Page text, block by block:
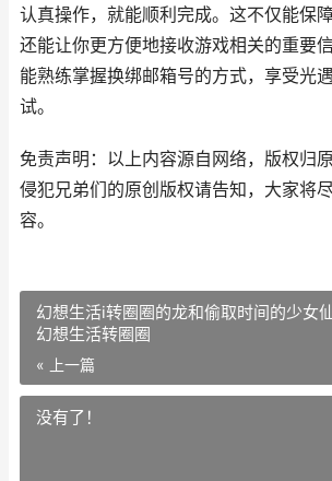
认真操作，就能顺利完成。这不仅能保
还能让你更方便地接收游戏相关的重要
能熟练掌握换绑邮箱号的方式，享受光
试。
免责声明：以上内容源自网络，版权归
侵犯兄弟们的原创版权请告知，大家将
容。
幻想生活i转圈圈的龙和偷取时间的少女
幻想生活转圈圈
« 上一篇
没有了！